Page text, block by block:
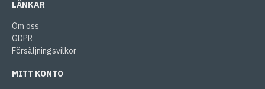
LÄNKAR
Om oss
GDPR
Försäljningsvilkor
MITT KONTO